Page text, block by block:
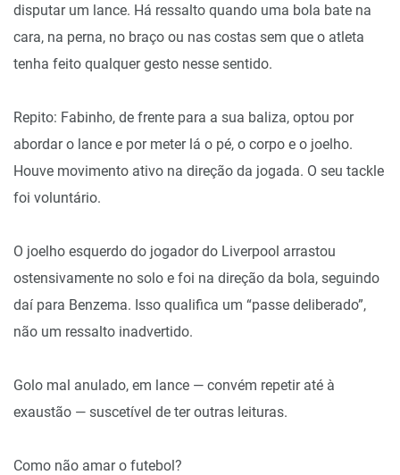
disputar um lance. Há ressalto quando uma bola bate na
cara, na perna, no braço ou nas costas sem que o atleta
tenha feito qualquer gesto nesse sentido.
Repito: Fabinho, de frente para a sua baliza, optou por
abordar o lance e por meter lá o pé, o corpo e o joelho.
Houve movimento ativo na direção da jogada. O seu tackle
foi voluntário.
O joelho esquerdo do jogador do Liverpool arrastou
ostensivamente no solo e foi na direção da bola, seguindo
daí para Benzema. Isso qualifica um “passe deliberado”,
não um ressalto inadvertido.
Golo mal anulado, em lance — convém repetir até à
exaustão — suscetível de ter outras leituras.
Como não amar o futebol?